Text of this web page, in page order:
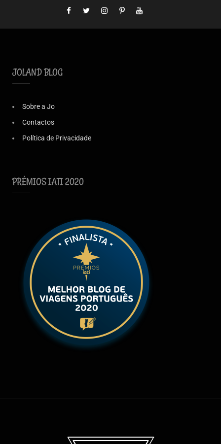
JOLAND BLOG
Sobre a Jo
Contactos
Política de Privacidade
PRÉMIOS IATI 2020